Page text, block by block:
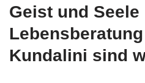
Geist und
Kundalini sind